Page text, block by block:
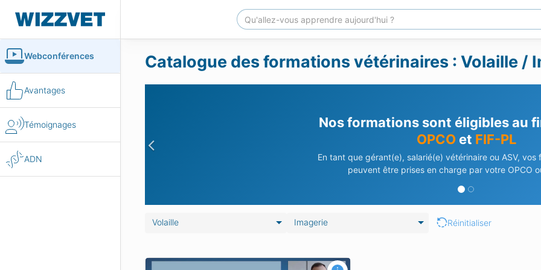
Webconférences
Avantages
Témoignages
ADN
Catalogue des formations vétérinaires : Volaille /
Nos formations sont éligibles au
OPCO et FIF-PL
En tant que gérant(e), salarié(e) vétérinaire ou ASV,
peuvent être prises en charge par votre OPCO
Previous
Volaille Imagerie Réinitialiser